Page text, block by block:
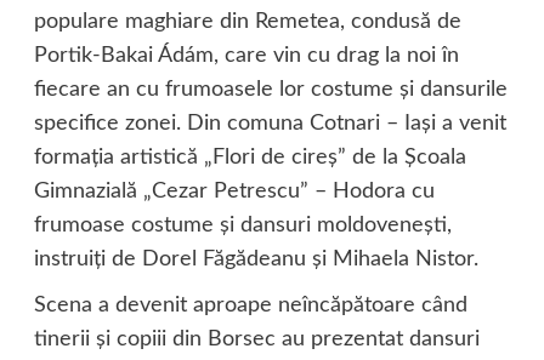
populare maghiare din Remetea, condusă de
Portik-Bakai Ádám, care vin cu drag la noi în
fiecare an cu frumoasele lor costume şi dansurile
specifice zonei. Din comuna Cotnari – Iaşi a venit
formaţia artistică „Flori de cireş” de la Şcoala
Gimnazială „Cezar Petrescu” – Hodora cu
frumoase costume şi dansuri moldoveneşti,
instruiţi de Dorel Făgădeanu şi Mihaela Nistor.
Scena a devenit aproape neîncăpătoare când
tinerii şi copiii din Borsec au prezentat dansuri